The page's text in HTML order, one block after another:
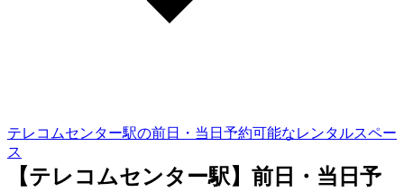
テレコムセンター駅の前日・当日予約可能なレンタルスペー
ス
【テレコムセンター駅】前日・当日予